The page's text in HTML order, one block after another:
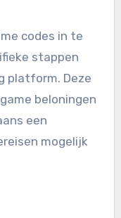
codes in te
stappen
platform. Deze
beloningen
een
mogelijk